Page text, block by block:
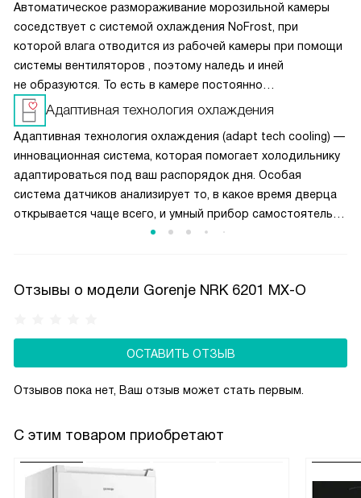
Автоматическое размораживание морозильной камеры
соседствует с системой охлаждения NoFrost, при
которой влага отводится из рабочей камеры при помощи
системы вентиляторов , поэтому наледь и иней
не образуются. То есть в камере постоянно
поддерживается сухой холод, что может привести
к высушиванию продуктов. Поэтому в морозилках
с автоматическим размораживанием рекомендуется мясо
и рыбу хранить в упаковке.
Адаптивная технология охлаждения
Адаптивная технология охлаждения (adapt tech cooling) —
инновационная система, которая помогает холодильнику
адаптироваться под ваш распорядок дня. Особая
система датчиков анализирует то, в какое время дверца
открывается чаще всего, и умный прибор самостоятельно
начинает понижать температуру внутри на этот период.
и оптимизировать затраты электроэнергии.
Отзывы о модели Gorenje NRK 6201 MX-O
ОСТАВИТЬ ОТЗЫВ
Отзывов пока нет, Ваш отзыв может стать первым.
С этим товаром приобретают